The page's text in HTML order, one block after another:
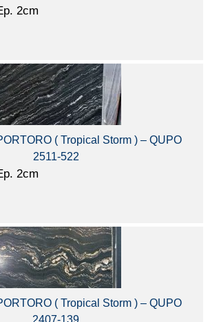
2cm
( Tropical Storm ) – QUPO
2511-522
2cm
( Tropical Storm ) – QUPO
2407-139